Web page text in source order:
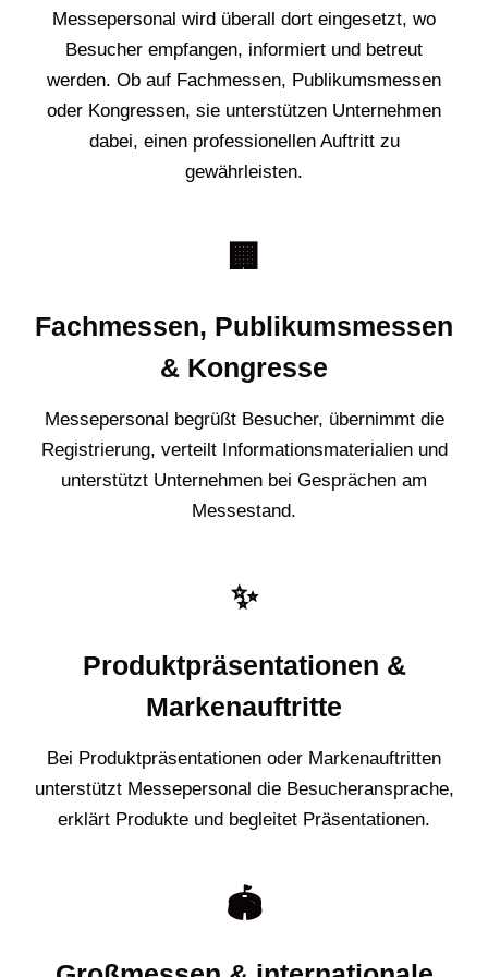
Messepersonal wird überall dort eingesetzt, wo
Besucher empfangen, informiert und betreut
werden. Ob auf Fachmessen, Publikumsmessen
oder Kongressen, sie unterstützen Unternehmen
dabei, einen professionellen Auftritt zu
gewährleisten.
🏢
Fachmessen, Publikumsmessen
& Kongresse
Messepersonal begrüßt Besucher, übernimmt die
Registrierung, verteilt Informationsmaterialien und
unterstützt Unternehmen bei Gesprächen am
Messestand.
✨
Produktpräsentationen &
Markenauftritte
Bei Produktpräsentationen oder Markenauftritten
unterstützt Messepersonal die Besucheransprache,
erklärt Produkte und begleitet Präsentationen.
🏟️